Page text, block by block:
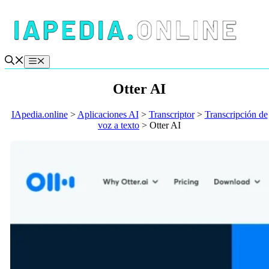
contenido
Menú
Otter AI
IApedia.online> Aplicaciones AI> Transcriptor> Transcripción de
voz a texto > Otter AI